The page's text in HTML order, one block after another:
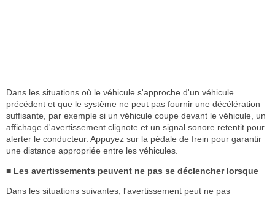
Dans les situations où le véhicule s'approche d'un véhicule
précédent et que le système ne peut pas fournir une décélération
suffisante, par exemple si un véhicule coupe devant le véhicule, un
affichage d'avertissement clignote et un signal sonore retentit pour
alerter le conducteur. Appuyez sur la pédale de frein pour garantir
une distance appropriée entre les véhicules.
■ Les avertissements peuvent ne pas se déclencher lorsque
Dans les situations suivantes, l'avertissement peut ne pas